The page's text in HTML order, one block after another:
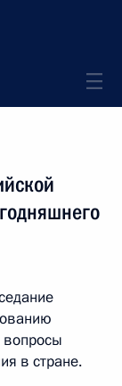
вопросы
в стране.